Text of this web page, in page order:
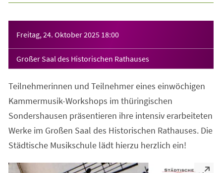
Freitag, 24. Oktober 2025 18:00
Großer Saal des Historischen Rathauses
Teilnehmerinnen und Teilnehmer eines einwöchigen
Kammermusik-Workshops im thüringischen
Sondershausen präsentieren ihre intensiv erarbeiteten
Werke im Großen Saal des Historischen Rathauses. Die
Städtische Musikschule lädt hierzu herzlich ein!